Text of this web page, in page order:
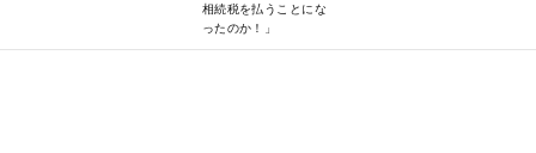
相続税を払うことにな
ったのか！」